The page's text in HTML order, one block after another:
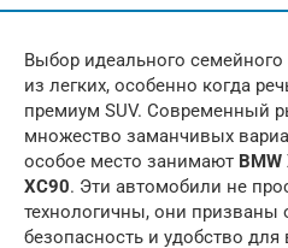
Выбор идеального
из легких, особенно когда
премиум SUV. Современный
множество заманчивых
особое место занимают
XC90. Эти автомобили не
технологичны, они призваны
безопасность и удобство